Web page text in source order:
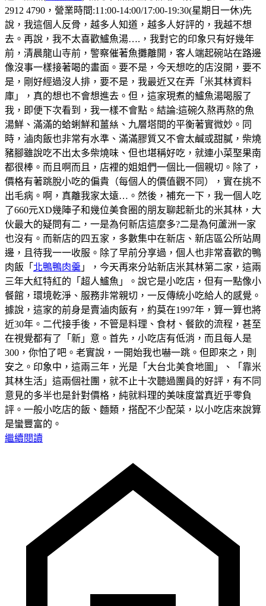
2912 4790，營業時間:11:00-14:00/17:00-19:30(星期日一休)先
說，我這個人反骨，越多人知道，越多人好評的，我越不想
去。再說，我不太喜歡鱸魚湯….，我對它的印象只有好幾年
前，清晨龍山寺前，警察催著魚攤離開，客人端起碗站在路邊
像沒事一樣接著喝的畫面。要不是，今天想吃的店沒開，要不
是，剛好經過沒人排，要不是，我最近又在弄「米其林資料
庫」，真的想也不會想進去。但，這家現煮的鱸魚湯喝服了
我，即便下次看到，我一樣不會點。結論:這碗久熬再熬的魚
湯鮮、滿滿的蛤蜊鮮和薑𢇃、九層塔間的平衡著實微妙。同
時，滷肉飯也非常有水準、滿滿膠質又不會太鹹或甜膩，柴燒
豬腳雖說吃不出太多柴燒味、但也堪稱好吃，就連小菜埾果南
都很棒。而且啊而且，店裡的姐姐們一個比一個親切。除了，
價格有著跳脫小吃的偏貴（每個人的價值觀不同），實在挑不
出毛病。啊，真離我家太遠…。然後，補充一下，我一個人吃
了660元XD幾陣子和幾位美食圈的朋友聊起新北的米其林，大
伙最大的疑問有二，一是為何新店這麼多?二是為何蘆洲一家
也沒有。而新店的四五家，多數集中在新店、新店區公所站周
邊，且待我一一收服。除了早前分享過，個人也非常喜歡的鴨
肉飯「 北鴨鴨肉羹 」，今天再來分站新店米其林第二家，這兩
三年大紅特紅的「超人鱸魚」。說它是小吃店，但有一點像小
餐館，環境乾淨、服務非常親切，一反傳統小吃給人的感覺。
據說，這家的前身是賣滷肉飯有，約莫在1997年，算一算也將
近30年。二代接手後，不管是料理、食材、餐飲的流程，甚至
在視覺都有了「新」意。首先，小吃店有低消，而且每人是
300，你怕了吧。老實說，一開始我也嚇一跳。但即來之，則
安之。印象中，這兩三年，光是「大台北美食地圖」、「靠米
其林生活」這兩個社團，就不止十次聽過團員的好評，有不同
意見的多半也是針對價格，純就料理的美味度當真近乎零負
評。一般小吃店的飯、麵類，搭配不少配菜，以小吃店來說算
是蠻豐富的。
繼續閱讀